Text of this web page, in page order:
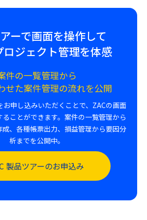
ーで画面を操作して
ロジェクト管理を体感
件の一覧管理から
せた案件管理の流れを公開
お申し込みいただくことで、ZACの画面
ることができます。案件の一覧管理から
、各種帳票出力、損益管理から要因分
析までを公開中。
製品ツアーのお申込み